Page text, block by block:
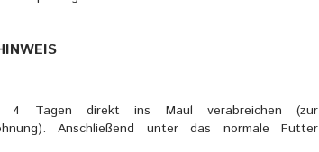
Tagen direkt ins Maul verabreichen (zur
Anschließend unter das normale Futter